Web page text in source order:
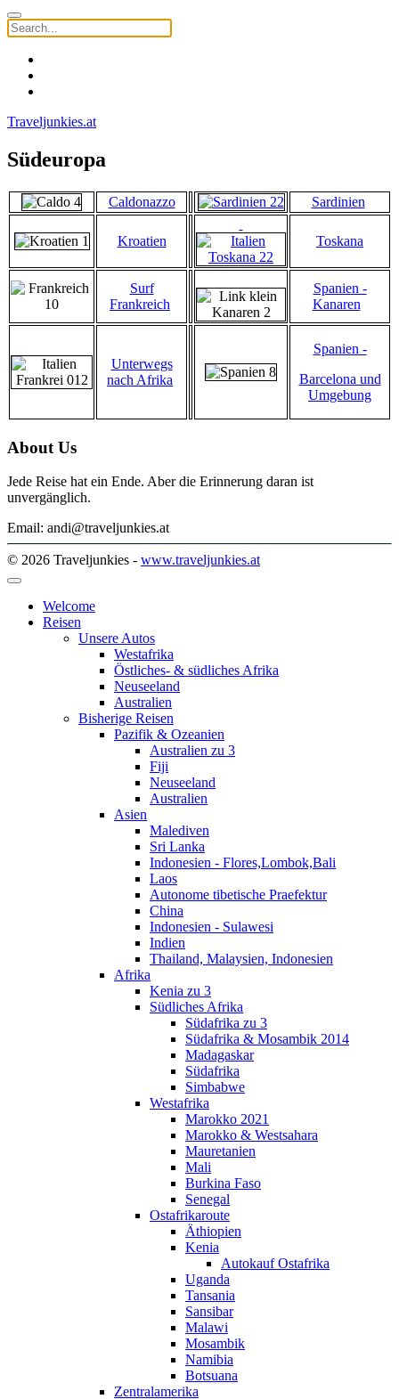
Traveljunkies.at
Südeuropa
Caldonazzo Sardinien
Kroatien Toskana
Surf
Frankreich
Spanien -
Kanaren
Unterwegs
nach Afrika
Spanien -
Barcelona und
Umgebung
About Us
Jede Reise hat ein Ende. Aber die Erinnerung daran ist
unvergänglich.
Email: andi@traveljunkies.at
© 2026 Traveljunkies - www.traveljunkies.at
Welcome
Reisen
Unsere Autos
Westafrika
Östliches- & südliches Afrika
Neuseeland
Australien
Bisherige Reisen
Pazifik & Ozeanien
Australien zu 3
Fiji
Neuseeland
Australien
Asien
Malediven
Sri Lanka
Indonesien - Flores,Lombok,Bali
Laos
Autonome tibetische Praefektur
China
Indonesien - Sulawesi
Indien
Thailand, Malaysien, Indonesien
Afrika
Kenia zu 3
Südliches Afrika
Südafrika zu 3
Südafrika & Mosambik 2014
Madagaskar
Südafrika
Simbabwe
Westafrika
Marokko 2021
Marokko & Westsahara
Mauretanien
Mali
Burkina Faso
Senegal
Ostafrikaroute
Äthiopien
Kenia
Autokauf Ostafrika
Uganda
Tansania
Sansibar
Malawi
Mosambik
Namibia
Botsuana
Zentralamerika